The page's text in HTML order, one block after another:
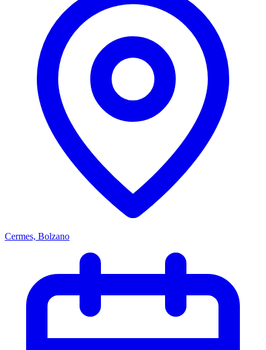
Cermes, Bolzano